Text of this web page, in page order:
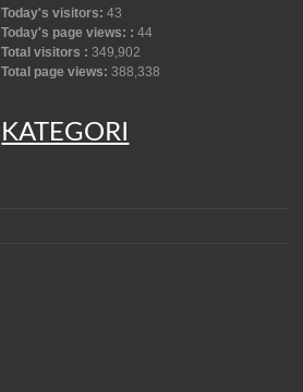
Today's visitors:43
Today's page views: :44
Total visitors :349,902
Total page views:388,338
KATEGORI